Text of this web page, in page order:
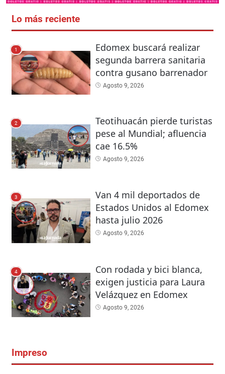
Lo más reciente
1
Edomex buscará realizar
segunda barrera sanitaria
contra gusano barrenador
Agosto 9, 2026
2
Teotihuacán pierde turistas
pese al Mundial; afluencia
cae 16.5%
Agosto 9, 2026
3
Van 4 mil deportados de
Estados Unidos al Edomex
hasta julio 2026
Agosto 9, 2026
4
Con rodada y bici blanca,
exigen justicia para Laura
Velázquez en Edomex
Agosto 9, 2026
Impreso